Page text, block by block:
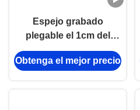
Espejo grabado
plegable el 1cm del
bolsillo de Rose Gold
Metal Compact Mirror
Obtenga el mejor precio